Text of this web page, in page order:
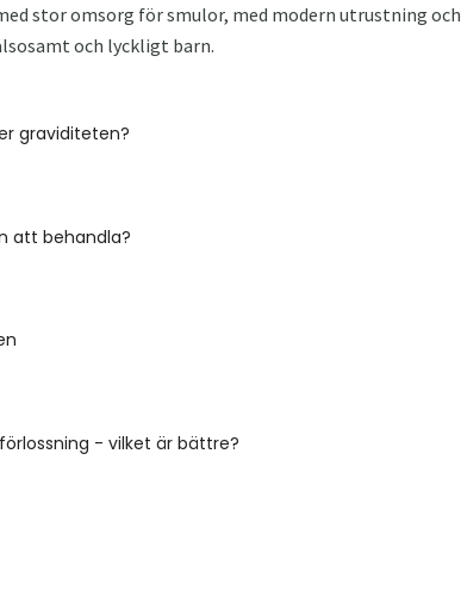
stor omsorg för smulor, med modern utrustning
och lyckligt barn.
graviditeten?
att behandla?
- vilket är bättre?